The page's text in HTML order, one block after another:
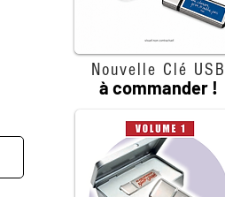
Nouvelle Clé USB
à commander !